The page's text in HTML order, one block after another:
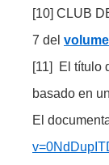
[10] CLUB
7 del
[11]
El título
basado en
El